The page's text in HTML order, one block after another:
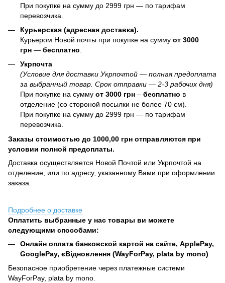
При покупке на сумму до 2999 грн — по тарифам
перевозчика.
Курьерская (адресная доставка).
Курьером Новой почты при покупке на сумму от 3000
грн — бесплатно
Укрпочта
(Условие для доставки Укрпочтой — полная предоплата
за выбранный товар. Срок отправки — 2-3 рабочих дня)
При покупке на сумму от 3000 грн – бесплатно в
отделение (со стороной посылки не более 70 см).
При покупке на сумму до 2999 грн — по тарифам
перевозчика.
Заказы стоимостью до 1000,00 грн отправляются при
условии полной предоплаты.
Доставка осуществляется Новой Почтой или Укрпочтой на
отделение, или по адресу, указанному Вами при оформлении
заказа.
Подробнее о доставке
Оплатить выбранные у нас товары ви можете
следующими способами:
Онлайн оплата банковской картой на сайте, ApplePay,
GooglePay, єВідновлення (WayForPay, plata by mono)
Безопасное приобретение через платежные системи
WayForPay, plata by mono.